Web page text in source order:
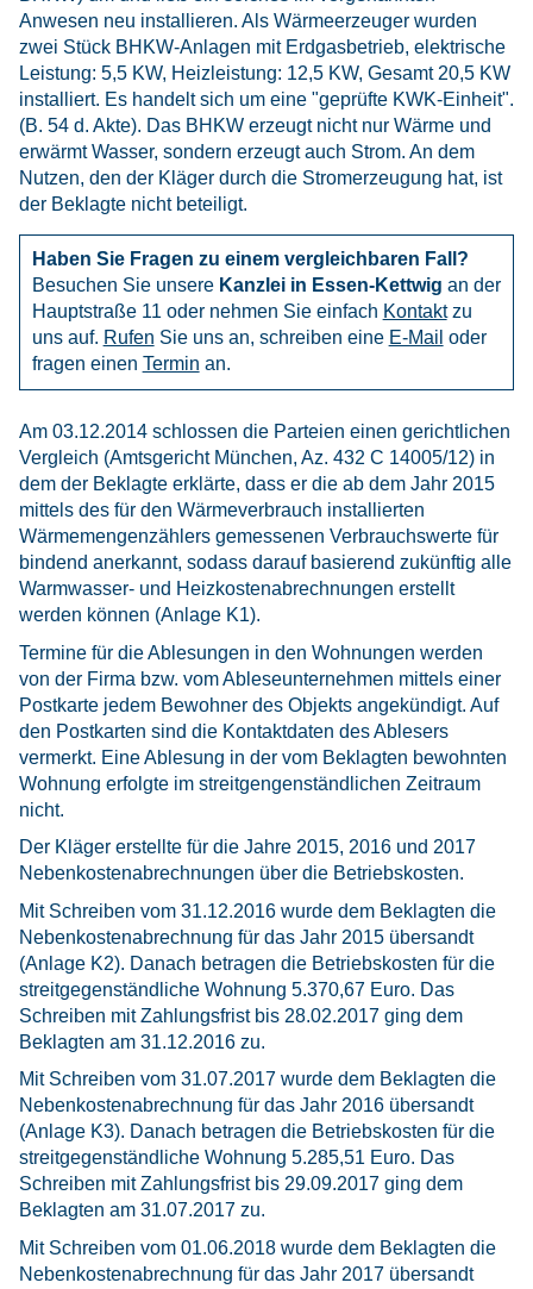
Anwesen neu installieren. Als Wärmeerzeuger wurden
zwei Stück BHKW-Anlagen mit Erdgasbetrieb, elektrische
Leistung: 5,5 KW, Heizleistung: 12,5 KW, Gesamt 20,5 KW
installiert. Es handelt sich um eine "geprüfte KWK-Einheit".
(B. 54 d. Akte). Das BHKW erzeugt nicht nur Wärme und
erwärmt Wasser, sondern erzeugt auch Strom. An dem
Nutzen, den der Kläger durch die Stromerzeugung hat, ist
der Beklagte nicht beteiligt.
Haben Sie Fragen zu einem vergleichbaren Fall?
Besuchen Sie unsere Kanzlei in Essen-Kettwig an der
Hauptstraße 11 oder nehmen Sie einfach Kontaktzu
uns auf. Rufen Sie uns an, schreiben eine E-Mail oder
fragen einen Termin an.
Am 03.12.2014 schlossen die Parteien einen gerichtlichen
Vergleich (Amtsgericht München, Az. 432 C 14005/12) in
dem der Beklagte erklärte, dass er die ab dem Jahr 2015
mittels des für den Wärmeverbrauch installierten
Wärmemengenzählers gemessenen Verbrauchswerte für
bindend anerkannt, sodass darauf basierend zukünftig alle
Warmwasser- und Heizkostenabrechnungen erstellt
werden können (Anlage K1).
Termine für die Ablesungen in den Wohnungen werden
von der Firma bzw. vom Ableseunternehmen mittels einer
Postkarte jedem Bewohner des Objekts angekündigt. Auf
den Postkarten sind die Kontaktdaten des Ablesers
vermerkt. Eine Ablesung in der vom Beklagten bewohnten
Wohnung erfolgte im streitgengenständlichen Zeitraum
nicht.
Der Kläger erstellte für die Jahre 2015, 2016 und 2017
Nebenkostenabrechnungen über die Betriebskosten.
Mit Schreiben vom 31.12.2016 wurde dem Beklagten die
Nebenkostenabrechnung für das Jahr 2015 übersandt
(Anlage K2). Danach betragen die Betriebskosten für die
streitgegenständliche Wohnung 5.370,67 Euro. Das
Schreiben mit Zahlungsfrist bis 28.02.2017 ging dem
Beklagten am 31.12.2016 zu.
Mit Schreiben vom 31.07.2017 wurde dem Beklagten die
Nebenkostenabrechnung für das Jahr 2016 übersandt
(Anlage K3). Danach betragen die Betriebskosten für die
streitgegenständliche Wohnung 5.285,51 Euro. Das
Schreiben mit Zahlungsfrist bis 29.09.2017 ging dem
Beklagten am 31.07.2017 zu.
Mit Schreiben vom 01.06.2018 wurde dem Beklagten die
Nebenkostenabrechnung für das Jahr 2017 übersandt